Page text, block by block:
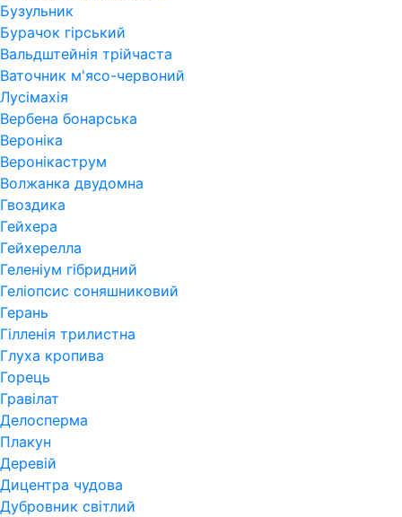
Бузульник
Бурачок гірський
Вальдштейнія трійчаста
Ваточник м'ясо-червоний
Лусімахія
Вербена бонарська
Вероніка
Веронікаструм
Волжанка двудомна
Гвоздика
Гейхера
Гейхерелла
Геленіум гібридний
Геліопсис соняшниковий
Герань
Гiлленiя трилистна
Глуха кропива
Горець
Гравілат
Делосперма
Плакун
Деревій
Дицентра чудова
Дубровник світлий